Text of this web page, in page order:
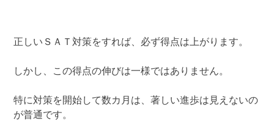
正しいＳＡＴ対策をすれば、必ず得点は上がります。
しかし、この得点の伸びは一様ではありません。
特に対策を開始して数カ月は、著しい進歩は見えないの
が普通です。